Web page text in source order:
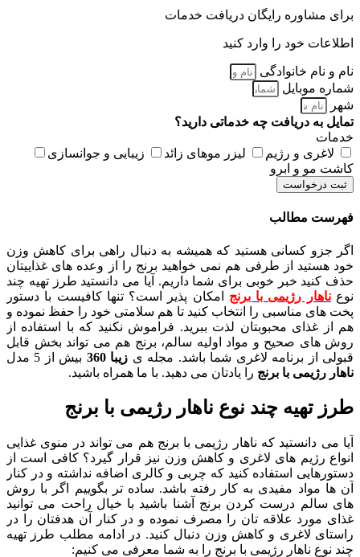
برای مشاوره رایگان دریافت خدمات
اطلاعات خود را وارد کنید
نام و نام خانوادگی
شماره موبایل
شهر
تمایل به دریافت چه خدماتی دارید؟
خدمات
لاغری و رژیم
لیزر موهای زائد
زیبایی و جوانسازی
کاشت مو و ابرو
ثبت درخواست
فهرست مطالب
اگر جزو کسانی هستید که همیشه به دنبال راهی برای کاهش وزن
خود هستید از طرفی هم نمی خواهید برنج را از وعده های غذاییتان
حذف کنید خبر خوبی برای شما داریم. آیا می دانستید طرز تهیه چند
نوعناهار رژیمی با برنج امکان پذیر است؟ تنها کافیست با دستور
پخت های مناسبی را انتخاب کنید تا هم سلامتی خود را حفظ نموده و
هم از غذای محبوبتان لذت ببرید. فراموش نکنید که با استفاده از
روش های صحیح و مواد اولیه سالم، برنج هم می تواند بخش قابل
قبولی از برنامه لاغری شما باشد. مجله ی زیبا 360
بیش از 5 مدل
ناهار رژیمی با برنج را یادتان می دهید. با ما همراه باشید.
طرز تهیه چند نوع ناهار رژیمی با برنج
آیا می دانستید که ناهار رژیمی با برنج هم می تواند در منوی غذایی
انواع رژیم های لاغری و کاهش وزن نیز قرار گیرد؟ کافی است از
دستورهایی استفاده کنید که چربی و کالری اضافه نداشته و در کنار
آن ها مواد مفیدی به کار رفته باشد. ساده تر بگوییم اگر با روش
های سالم درست کردن برنج آشنا باشید با خیال راحت می توانید
غذای مورد علاقه تان را مصرف نموده و در کنار آن هدفتان را در
راستای لاغری و کاهش وزن دنبال کنید. در ادامه مطلب طرز تهیه
چند نوع ناهار رژیمی با برنج را به شما معرفی می کنیم: